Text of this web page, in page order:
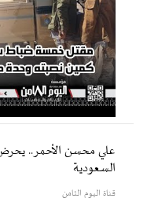
علي محسن الأحمر.. يحرض
السعودية
قناة اليوم الثامن